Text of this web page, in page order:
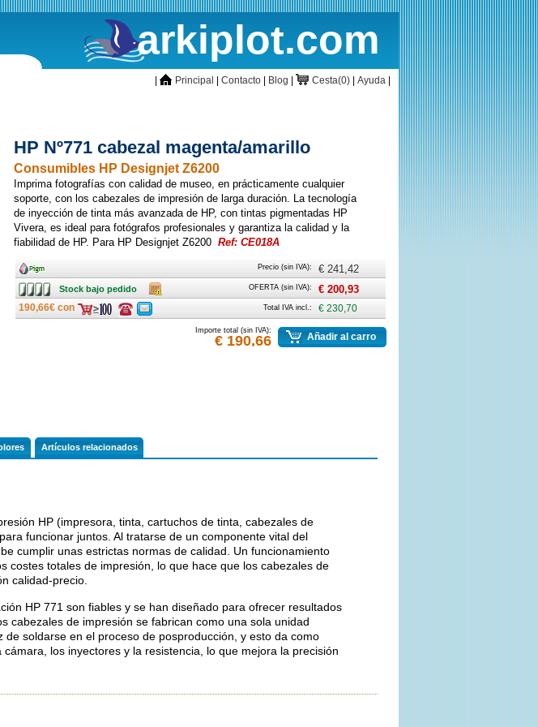
arkiplot.com
inicioPrincipal Contacto Blog CestaCesta(0) Ayuda
HP Nº771 cabezal magenta/amarillo
Consumibles HP Designjet Z6200
Imprima fotografías con calidad de museo, en prácticamente cualquier
soporte, con los cabezales de impresión de larga duración. La tecnología
de inyección de tinta más avanzada de HP, con tintas pigmentadas HP
Vivera, es ideal para fotógrafos profesionales y garantiza la calidad y la
fiabilidad de HP. Para HP Designjet Z6200 Ref: CE018A
Ancho Precio (sin IVA): € 241,42
Stock
bajo
pedido
Stock bajo pedido Caja OFERTA (sin IVA): € 200,93
190,66€ con
Consulte
ofertas
Consulte
ofertas
Total IVA incl.: € 230,70
Importe total (sin IVA):
€ 190,66 Añadir al carro
Artículos relacionados
HP (impresora, tinta, cartuchos de tinta, cabezales de
funcionar juntos. Al tratarse de un componente vital del
cumplir unas estrictas normas de calidad. Un funcionamiento
costes totales de impresión, lo que hace que los cabezales de
calidad-precio.
HP 771 son fiables y se han diseñado para ofrecer resultados
cabezales de impresión se fabrican como una sola unidad
soldarse en el proceso de posproducción, y esto da como
los inyectores y la resistencia, lo que mejora la precisión